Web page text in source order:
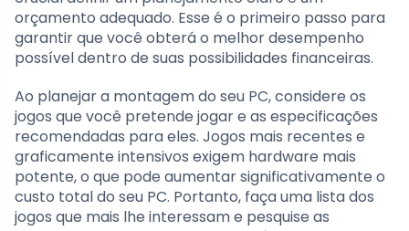
orçamento adequado. Esse é o primeiro passo para
garantir que você obterá o melhor desempenho
possível dentro de suas possibilidades financeiras.
Ao planejar a montagem do seu PC, considere os
jogos que você pretende jogar e as especificações
recomendadas para eles. Jogos mais recentes e
graficamente intensivos exigem hardware mais
potente, o que pode aumentar significativamente o
custo total do seu PC. Portanto, faça uma lista dos
jogos que mais lhe interessam e pesquise as